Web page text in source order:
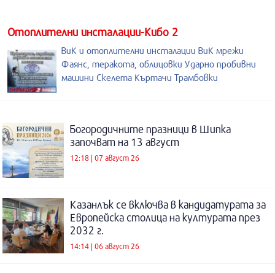
Отоплителни инсталации-Кибо 2
ВиК и отоплителни инсталации ВиК мрежи
Фаянс, теракота, облицовки Ударно пробивни
машини Скелета Къртачи Трамбовки
Богородичните празници в Шипка
започват на 13 август
12:18 | 07 август 26
Казанлък се включва в кандидатурата за
Европейска столица на културата през
2032 г.
14:14 | 06 август 26